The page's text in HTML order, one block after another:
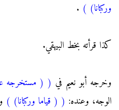
وركبانا) )
.
كذا قرأته بخط البيهقي.
وخرجه أبو نعيم في ( ( مستخرجه
الوجه، وعنده: ( ( قياما وركبانا) )